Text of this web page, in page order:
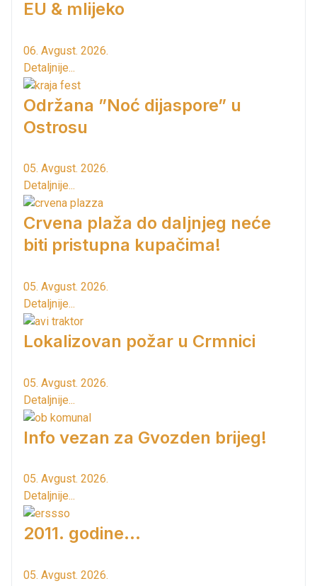
EU & mlijeko
06. Avgust. 2026.
Detaljnije...
Održana ”Noć dijaspore” u
Ostrosu
05. Avgust. 2026.
Detaljnije...
Crvena plaža do daljnjeg neće
biti pristupna kupačima!
05. Avgust. 2026.
Detaljnije...
Lokalizovan požar u Crmnici
05. Avgust. 2026.
Detaljnije...
Info vezan za Gvozden brijeg!
05. Avgust. 2026.
Detaljnije...
2011. godine...
05. Avgust. 2026.